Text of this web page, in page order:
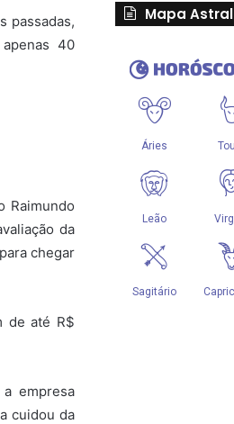
passadas,
40
Raimundo
da
chegar
de até R$
empresa
cuidou da
Mapa Astral